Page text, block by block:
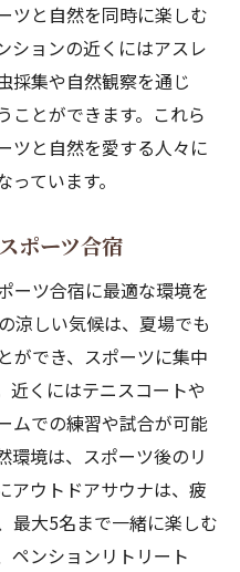
ツと自然を同時に楽しむ
ションの近くにはアスレ
採集や自然観察を通じ
ことができます。これら
ツと自然を愛する人々に
ています。
ポーツ合宿
ーツ合宿に最適な環境を
涼しい気候は、夏場でも
ができ、スポーツに集中
近くにはテニスコートや
ムでの練習や試合が可能
環境は、スポーツ後のリ
アウトドアサウナは、疲
最大5名まで一緒に楽しむ
ペンションリトリート